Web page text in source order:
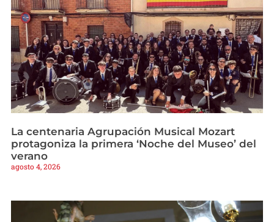
La centenaria Agrupación Musical Mozart
protagoniza la primera ‘Noche del Museo’ del
verano
agosto 4, 2026